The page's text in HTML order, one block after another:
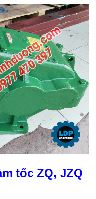
tốc ZQ, JZQ